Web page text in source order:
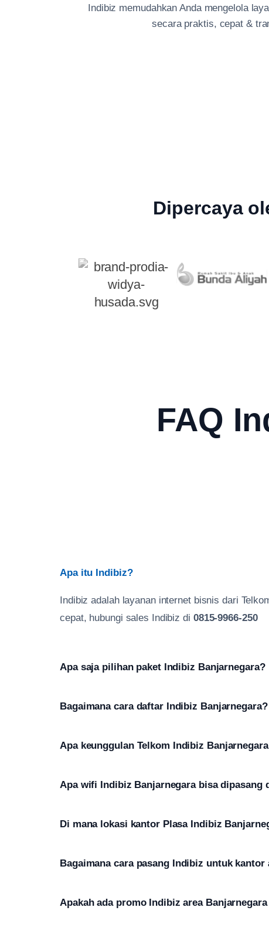
Indibiz memudahkan Anda mengelola
secara praktis, cepat &
Dipercaya
FAQ
Apa itu Indibiz?
Indibiz adalah layanan internet bisnis dari
cepat, hubungi sales Indibiz di 0815-9966-250
Apa saja pilihan paket Indibiz Banjarnegara?
Bagaimana cara daftar Indibiz Banjarnegara?
Apa keunggulan Telkom Indibiz
Apa wifi Indibiz Banjarnegara bisa dipasang
Di mana lokasi kantor Plasa Indibiz
Bagaimana cara pasang Indibiz untuk
Apakah ada promo Indibiz area